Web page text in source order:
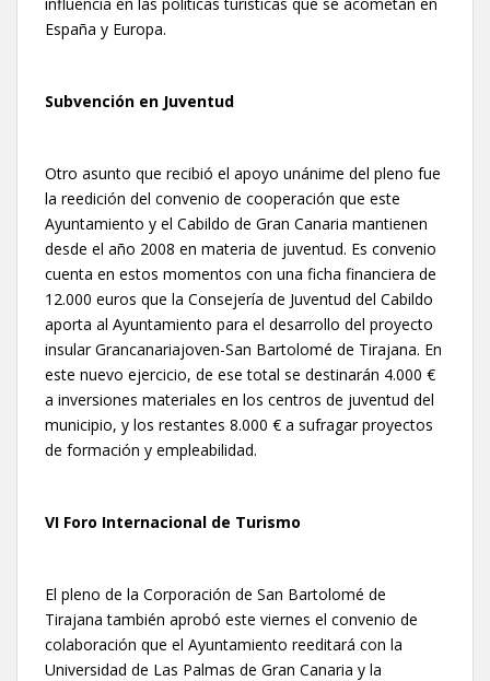
España y Europa.
Subvención en Juventud
Otro asunto que recibió el apoyo unánime del pleno fue
la reedición del convenio de cooperación que este
Ayuntamiento y el Cabildo de Gran Canaria mantienen
desde el año 2008 en materia de juventud. Es convenio
cuenta en estos momentos con una ficha financiera de
12.000 euros que la Consejería de Juventud del Cabildo
aporta al Ayuntamiento para el desarrollo del proyecto
insular Grancanariajoven-San Bartolomé de Tirajana. En
este nuevo ejercicio, de ese total se destinarán 4.000 €
a inversiones materiales en los centros de juventud del
municipio, y los restantes 8.000 € a sufragar proyectos
de formación y empleabilidad.
VI Foro Internacional de Turismo
El pleno de la Corporación de San Bartolomé de
Tirajana también aprobó este viernes el convenio de
colaboración que el Ayuntamiento reeditará con la
Universidad de Las Palmas de Gran Canaria y la